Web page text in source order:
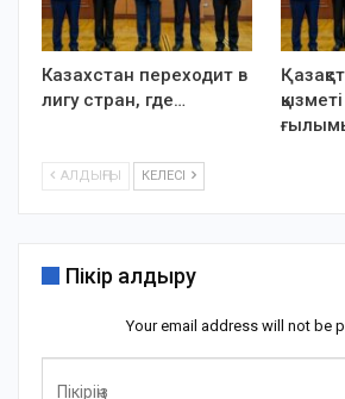
Казахстан переходит в
лигу стран, где…
АЛДЫҢҒЫ КЕЛЕСІ
Пікір қалдыру
Your email address will not be